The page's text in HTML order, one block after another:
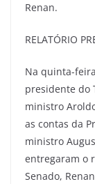
Renan.
RELATÓRIO
Na quinta-
presidente do
ministro
as contas da
ministro
entregaram o
Senado,